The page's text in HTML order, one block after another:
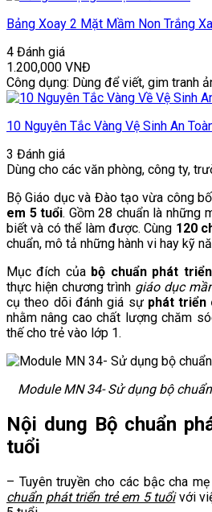
Bảng Xoay 2 Mặt Mầm Non Trắng
4 Đánh giá
1.200,000 VNĐ
Công dụng: Dùng để viết, gim tranh
10 Nguyên Tắc Vàng Vệ Sinh An
3 Đánh giá
Dùng cho các văn phòng, công ty,
Bộ Giáo dục và Đào tạo vừa công bố
em 5 tuổi. Gồm 28 chuẩn là những
biết và có thể làm được. Cùng 120
chuẩn, mô tả những hành vi hay kỹ
Mục đích của bộ chuẩn phát
thực hiện chương trình giáo dục
cụ theo dõi đánh giá sự phát triển
nhằm nâng cao chất lượng chăm
thế cho trẻ vào lớp 1.
Module MN 34- Sử dụng bộ
Nội dung Bộ chuẩn
tuổi
– Tuyên truyền cho các bậc cha
chuẩn phát triển trẻ em 5 tuổivới